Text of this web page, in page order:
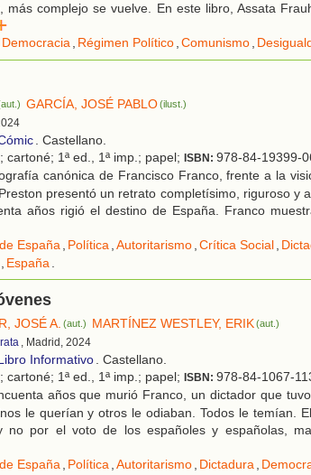
más complejo se vuelve. En este libro, Assata
Democracia, Régimen Político,Comunismo,
GARCÍA, JOSÉ PABLO(ilust.)
. Castellano.
cartoné; 1ª ed., 1ª imp.; papel; ISBN: 978-84-19399-
canónica de Francisco Franco, frente a la
presentó un retrato completísimo, riguroso y
años rigió el destino de España. Franco
España, Política,Autoritarismo,Crítica Social,
, España.
JOSÉ A. (aut.) MARTÍNEZ WESTLEY, ERIK(aut.)
, Madrid, 2024
Informativo. Castellano.
cartoné; 1ª ed., 1ª imp.; papel; ISBN: 978-84-1067-
años que murió Franco, un dictador que
le querían y otros le odiaban. Todos le temían.
no por el voto de los españoles y españolas,
España, Política,Autoritarismo, Dictadura,